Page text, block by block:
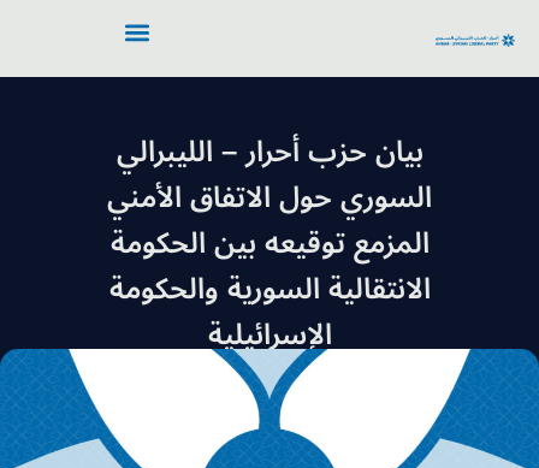
بيان حزب أحرار – الليبرالي
السوري حول الاتفاق الأمني
المزمع توقيعه بين الحكومة
الانتقالية السورية والحكومة
الإسرائيلية